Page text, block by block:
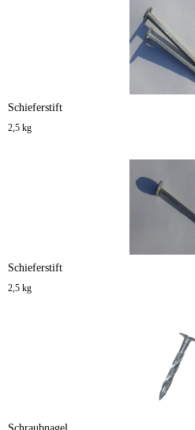
Schieferstift
2,5 kg
Schieferstift
2,5 kg